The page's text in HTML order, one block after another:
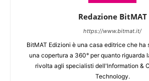
Redazione BitMAT
https://www.bitmat.it/
BitMAT Edizioni è una casa editrice che ha
una copertura a 360° per quanto riguarda
rivolta agli specialisti dell'lnformation &
Technology.